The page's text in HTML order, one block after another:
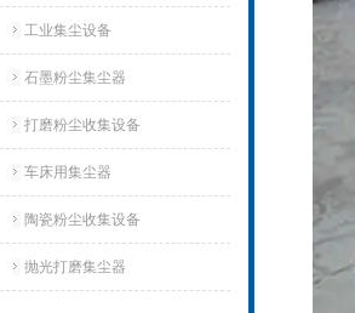
工业集尘设备
石墨粉尘集尘器
打磨粉尘收集设备
车床用集尘器
陶瓷粉尘收集设备
抛光打磨集尘器